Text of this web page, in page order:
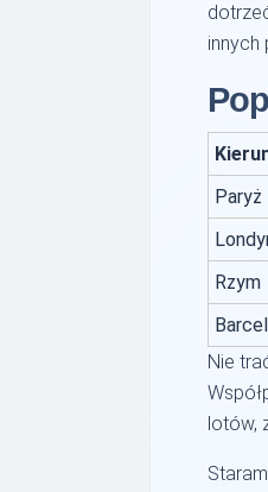
innych
Paryż
Rzym
Nie
lotów,